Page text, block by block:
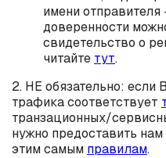
имени
доверенности
свидетельство о
читайте тут.
2. НЕ обязательно: если
трафика соответствует
транзационных/
нужно предоставить
этим самым правилам.